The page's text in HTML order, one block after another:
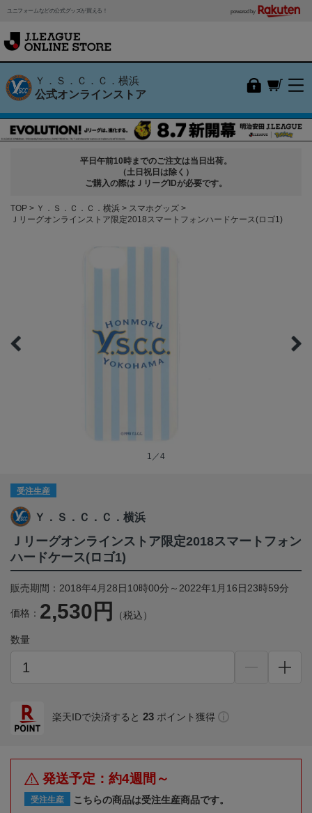
ユニフォームなどの公式グッズが買える！ powered by
Ｙ．Ｓ．Ｃ．Ｃ．横浜
公式オンラインストア
平日午前10時までのご注文は当日出荷。
（土日祝日は除く）
ご購入の際はＪリーグIDが必要です。
TOP Ｙ．Ｓ．Ｃ．Ｃ．横浜
スマホグッズ
Ｊリーグオンラインストア限定2018スマートフォンハードケース(ロゴ1)
1／4
受注生産
Ｙ．Ｓ．Ｃ．Ｃ．横浜
Ｊリーグオンラインストア限定2018スマートフォン
ハードケース(ロゴ1)
販売期間：2018年4月28日10時00分～2022年1月16日23時59分
価格： 2,530円 （税込）
数量
楽天IDで決済すると 23 ポイント獲得
発送予定：約4週間～
受注生産
こちらの商品は受注生産商品です。